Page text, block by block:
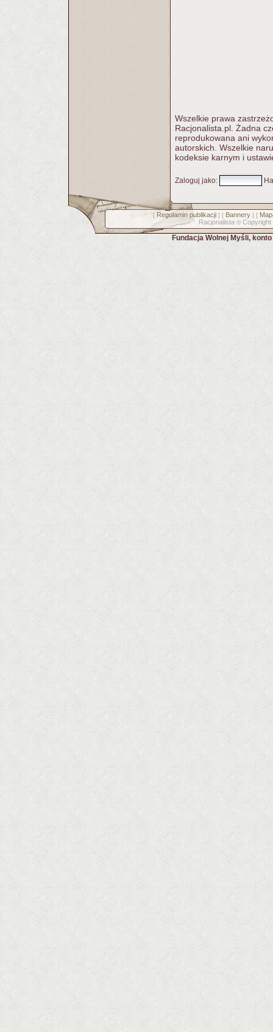
Wszelkie prawa
Racjonalista.pl. Żadna
reprodukowana ani
autorskich. Wszelkie
kodeksie karnym i
Zaloguj jako:
[ Regulamin publikacji] [ Bannery] [
Racjonalista © Copyright
Fundacja Wolnej Myśli,